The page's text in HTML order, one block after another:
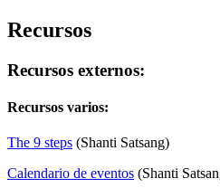
Recursos
Recursos externos:
Recursos varios:
The 9 steps (Shanti Satsang)
Calendario de eventos (Shanti